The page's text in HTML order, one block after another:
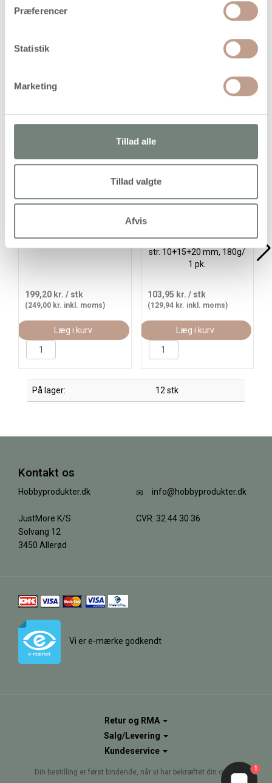
Præferencer
Statistik
Marketing
Tillad alle
Tillad valgte
Afvis
glasmosaik. Vejledning er inkl
Alternativer
Glasmosaik, 3 kg/ 1 pk.
199,20 kr. / stk
(249,00 kr. inkl. moms)
Læg i kurv
Kartonmosaik, kvadratisk,
str. 10+15+20 mm, 180g/
1 pk.
103,95 kr. / stk
(129,94 kr. inkl. moms)
Læg i kurv
På lager: 12 stk
Kontakt os
Hobbyprodukter.dk
JustMore K/S
Solvang 12
3450 Allerød
info@hobbyprodukter.dk
CVR: 32 44 30 36
Vi er e-mærke godkendt
Retur og RMA
Salg/Levering
Kundeservice
Din bestilling er først bindende, når vi har bekræftet din ordre. 1